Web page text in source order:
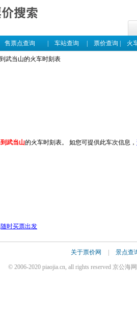
售票点查询 车站查询 票价查询 火
到武当山的火车时刻表
武当山的火车时刻表。 如您可提供此车次信息，
时买票出发
关于票价网 景点查
© 2006-2020 piaojia.cn, all rights reserved 京公海